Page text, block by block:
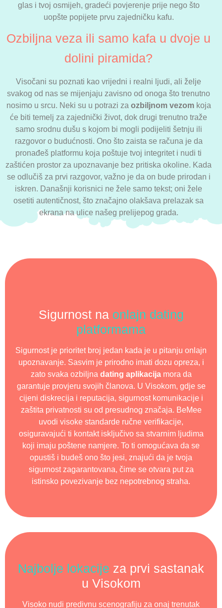
glas i tvoj osmijeh, gradeći povjerenje prije nego što
uopšte popijete prvu zajedničku kafu.
Ozbiljna veza ili samo kafa u dvoje u
dolini piramida?
Visočani su poznati kao vrijedni i realni ljudi, ali želje
svakog od nas se mijenjaju zavisno od onoga što trenutno
nosimo u srcu. Neki su u potrazi za ozbiljnom vezomkoja
će biti temelj za zajednički život, dok drugi trenutno traže
samo srodnu dušu s kojom bi mogli podijeliti šetnju ili
razgovor o budućnosti. Ono što zaista se računa je da
pronađeš platformu koja poštuje tvoj integritet i nudi ti
zaštićen prostor za upoznavanje bez pritiska okoline. Kada
se odlučiš za prvi razgovor, važno je da on bude prirodan i
iskren. Današnji korisnici ne žele samo tekst; oni žele
osetiti autentičnost, što značajno olakšava prelazak sa
ekrana na ulice našeg prelijepog grada.
Sigurnost na onlajn dating
platformama
Sigurnost je prioritet broj jedan kada je u pitanju onlajn
upoznavanje. Sasvim je prirodno imati dozu opreza, i
zato svaka ozbiljna dating aplikacijamora da
garantuje provjeru svojih članova. U Visokom, gdje se
cijeni diskrecija i reputacija, sigurnost komunikacije i
zaštita privatnosti su od presudnog značaja. BeMee
uvodi visoke standarde ručne verifikacije,
osiguravajući ti kontakt isključivo sa stvarnim ljudima
koji imaju poštene namjere. To ti omogućava da se
opustiš i budeš ono što jesi, znajući da je tvoja
sigurnost zagarantovana, čime se otvara put za
istinsko povezivanje bez nepotrebnog straha.
Najbolje lokacije za prvi sastanak
u Visokom
Visoko nudi predivnu scenografiju za onaj trenutak